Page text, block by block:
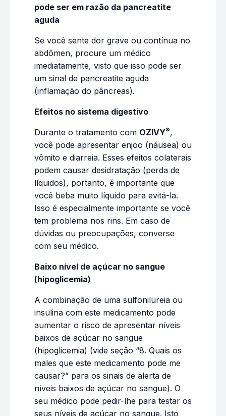
pode ser em razão da pancreatite
aguda
Se você sente dor grave ou contínua no
abdômen, procure um médico
imediatamente, visto que isso pode ser
um sinal de pancreatite aguda
(inflamação do pâncreas).
Efeitos no sistema digestivo
Durante o tratamento com OZIVY®,
você pode apresentar enjoo (náusea) ou
vômito e diarreia. Esses efeitos colaterais
podem causar desidratação (perda de
líquidos), portanto, é importante que
você beba muito líquido para evitá-la.
Isso é especialmente importante se você
tem problema nos rins. Em caso de
dúvidas ou preocupações, converse
com seu médico.
Baixo nível de açúcar no sangue
(hipoglicemia)
A combinação de uma sulfonilureia ou
insulina com este medicamento pode
aumentar o risco de apresentar níveis
baixos de açúcar no sangue
(hipoglicemia) (vide seção “8. Quais os
males que este medicamento pode me
causar?” para os sinais de alerta de
níveis baixos de açúcar no sangue). O
seu médico pode pedir-lhe para testar os
seus níveis de açúcar no sangue. Isto